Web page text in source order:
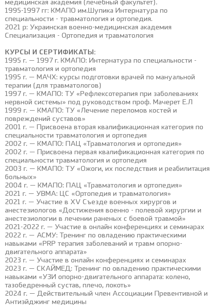
медицинская академия (лечебный факультет).
1995-1997 гг: КМАПО им.Шупика Интернатура по
специальности - травматология и ортопедия.
2021 р: Украинская военно-медицинская академия
Специализация - Ортопедия и травматология
КУРСЫ И СЕРТИФИКАТЫ:
1995 г. — 1997 г. КМАПО: Интернатура по специальности -
травматология и ортопедия
1995 г. — МАЧХ: курсы подготовки врачей по мануальной
терапии (для травматологов)
1997 г. — КМАПО: ТУ «Рефлексотерапия при заболеваниях
нервной системы» под руководством проф. Мачерет Е.Л
1999 г. — КМАПО: ТУ «Лечение переломов костей и
повреждений суставов»
2001 г. — Присвоена вторая квалификационная категория по
специальности травматология и ортопедия
2002 г. — КМАПО: ПАЦ «Травматология и ортопедия»
2002 г. — Присвоена первая квалификационная категория по
специальности травматология и ортопедия
2003 г. — КМАПО: ТУ «Ожоги, их последствия и реабилитация
больных»
2004 г. — КМАПО: ПАЦ «Травматология и ортопедия»
2021 г. — УВМА: ЦС «Ортопедия и травматология»
2021 г. — Участие в XV Съезде военных хирургов и
анестезиологов «Достижения военно - полевой хирургии и
анестезиологии в лечении раненых с боевой травмой»
2021-2022 г. — Участие в онлайн конференциях и семинарах
2022 г. — АСМУ: Тренинг по овладению практическими
навыками «PRP терапия заболеваний и травм опорно-
двигательного аппарата»
2023 г. — Участие в онлайн конференциях и семинарах
2023 г. — СКАЙМЕД: Тренинг по овладению практическими
навыками «УЗИ опорно-двигательного аппарата: колено,
тазобедренный сустав, плечо, локоть»
2024 г. — Действительный член Ассоциации Превентивной и
Антиэйджинг медицины